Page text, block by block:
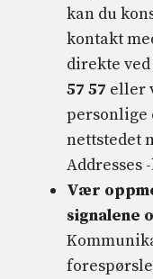
kan du
kontakt
direkte
57 57 eller
personlige
nettstedet
Addresses
Vær
signalene